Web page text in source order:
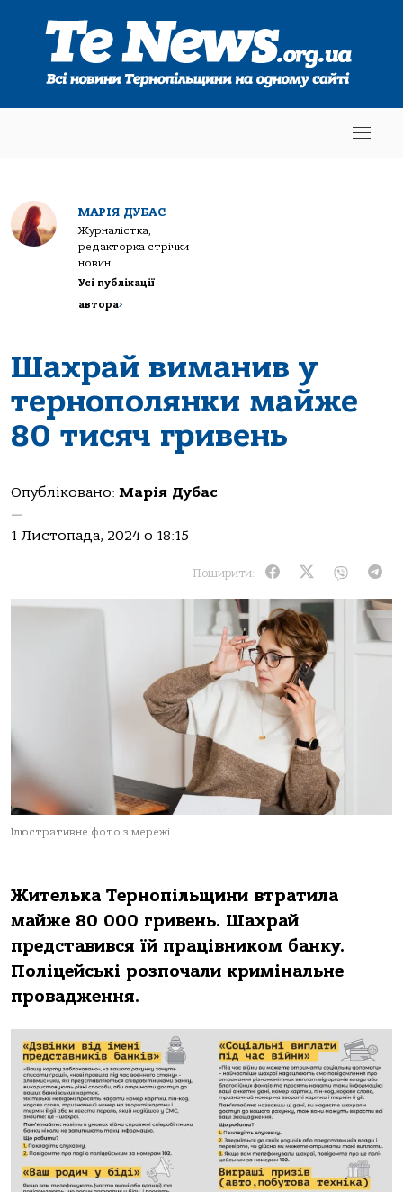
МАРІЯ ДУБАС
Журналістка,
редакторка стрічки
новин
Усі публікації
автора>
Шахрай виманив у
тернополянки майже
80 тисяч гривень
Опубліковано: Марія Дубас
—
1 Листопада, 2024 о 18:15
Поширити:
Ілюстративне фото з мережі.
Жителька Тернопільщини втратила
майже 80 000 гривень. Шахрай
представився їй працівником банку.
Поліцейські розпочали кримінальне
провадження.